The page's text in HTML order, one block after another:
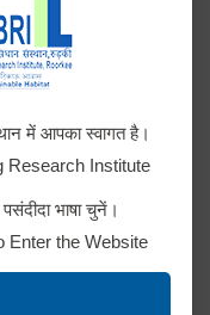
में आपका स्वागत है।
Research Institute
भाषा चुनें।
Enter the Website